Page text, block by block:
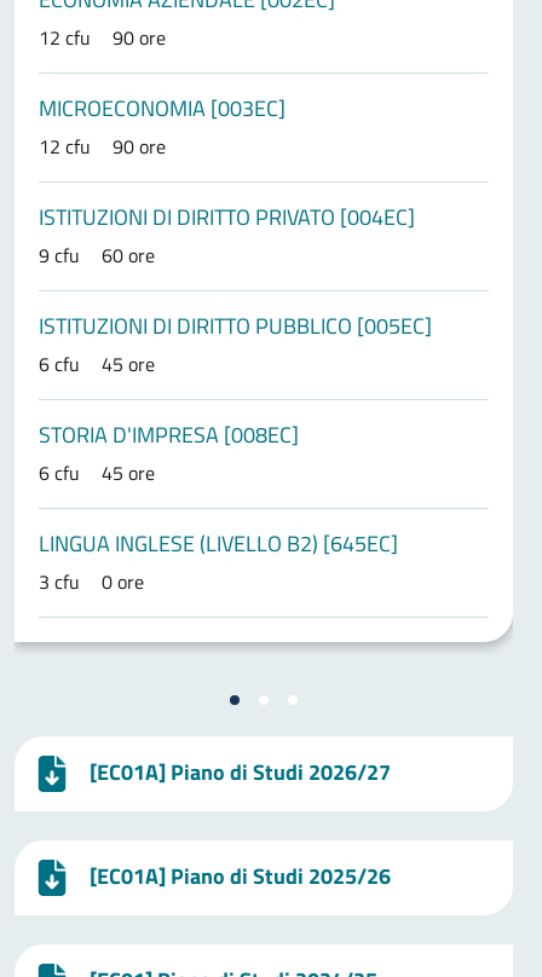
12 cfu 90 ore
MICROECONOMIA [003EC]
12 cfu 90 ore
ISTITUZIONI DI DIRITTO PRIVATO [004EC]
9 cfu 60 ore
ISTITUZIONI DI DIRITTO PUBBLICO [005EC]
6 cfu 45 ore
STORIA D'IMPRESA [008EC]
6 cfu 45 ore
LINGUA INGLESE (LIVELLO B2) [645EC]
3 cfu 0 ore
[EC01A] Piano di Studi 2026/27
[EC01A] Piano di Studi 2025/26